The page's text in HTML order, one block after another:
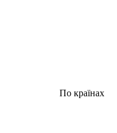
По країнах